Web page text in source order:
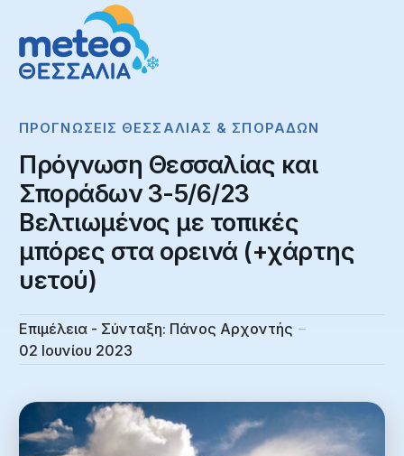
ΠΡΟΓΝΏΣΕΙΣ ΘΕΣΣΑΛΊΑΣ & ΣΠΟΡΆΔΩΝ
Πρόγνωση Θεσσαλίας και
Σποράδων 3-5/6/23
Βελτιωμένος με τοπικές
μπόρες στα ορεινά (+χάρτης
υετού)
Επιμέλεια - Σύνταξη: Πάνος Αρχοντής
02 Ιουνίου 2023